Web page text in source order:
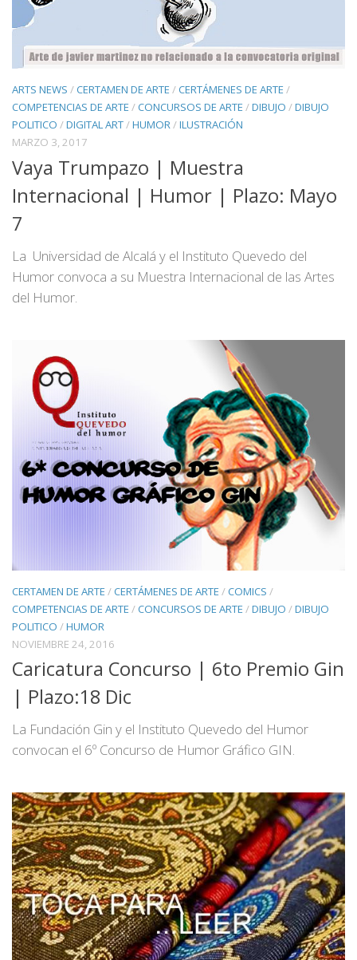
ARTS NEWS /CERTAMEN DE ARTE /CERTÁMENES DE ARTE /
COMPETENCIAS DE ARTE /CONCURSOS DE ARTE /DIBUJO /DIBUJO
POLITICO /DIGITAL ART/HUMOR/ILUSTRACIÓN
MARZO 3, 2017
Vaya Trumpazo | Muestra
Internacional | Humor | Plazo: Mayo
7
La Universidad de Alcalá y el Instituto Quevedo del
Humor convoca a su Muestra Internacional de las Artes
del Humor.
CERTAMEN DE ARTE /CERTÁMENES DE ARTE /COMICS /
COMPETENCIAS DE ARTE /CONCURSOS DE ARTE /DIBUJO /DIBUJO
POLITICO /HUMOR
NOVIEMBRE 24, 2016
Caricatura Concurso | 6to Premio Gin
| Plazo:18 Dic
La Fundación Gin y el Instituto Quevedo del Humor
convocan el 6º Concurso de Humor Gráfico GIN.